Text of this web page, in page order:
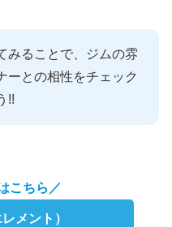
みることで、ジムの雰
ーとの相性をチェック
!!
こちら／
メント）